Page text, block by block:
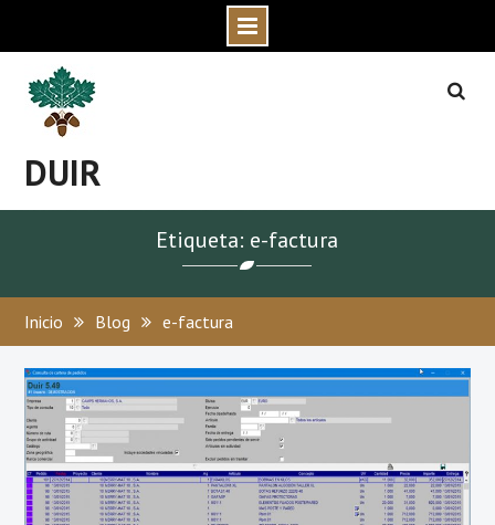
content
DUIR
Etiqueta: e-factura
Inicio Blog e-factura